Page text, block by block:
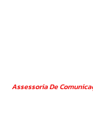
Assessoria De